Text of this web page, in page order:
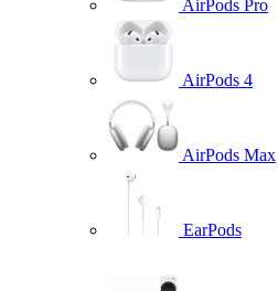
AirPods Pro
AirPods 4
AirPods Max
EarPods